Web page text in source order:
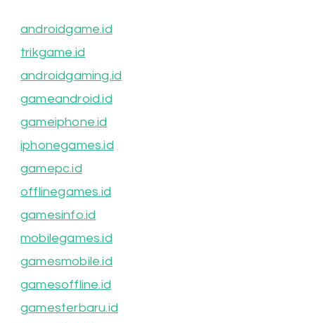
androidgame.id
trikgame.id
androidgaming.id
gameandroid.id
gameiphone.id
iphonegames.id
gamepc.id
offlinegames.id
gamesinfo.id
mobilegames.id
gamesmobile.id
gamesoffline.id
gamesterbaru.id